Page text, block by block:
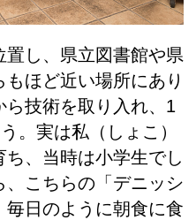
置し、県立図書館や県
ほど近い場所にあり
ら技術を取り入れ、1
。実は私（しょこ）
、当時は小学生でし
こちらの「デニッシ
毎日のように朝食に食